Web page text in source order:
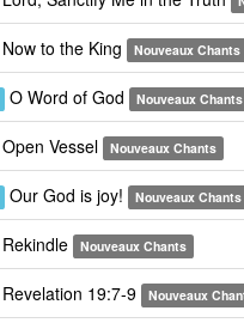
to the King Nouveaux Chants
O Word of God Nouveaux Chants
Vessel Nouveaux Chants
Our God is joy! Nouveaux Chants
Nouveaux Chants
19:7-9 Nouveaux